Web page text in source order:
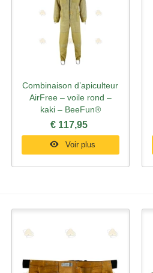
Aperçu rapide
Combinaison d’apiculteur
AirFree – voile rond –
kaki – BeeFun®
€ 117,95
Voir plus